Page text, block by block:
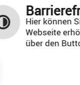
Hier können
Webseite
über den